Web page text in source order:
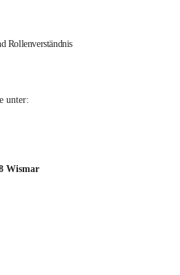
Rollenverständnis
unter:
Wismar